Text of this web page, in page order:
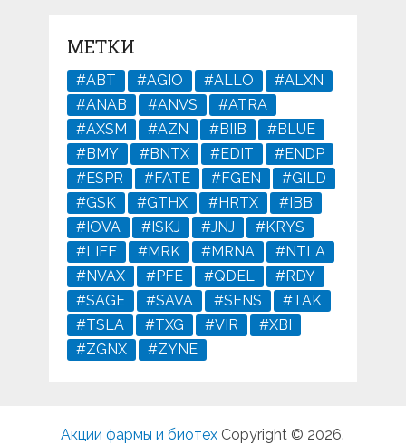
МЕТКИ
#ABT #AGIO #ALLO
#ALXN
#ANAB
#ANVS
#ATRA
#AXSM
#AZN #BIIB
#BLUE
#BMY
#BNTX #EDIT
#ENDP
#ESPR
#FATE #FGEN
#GILD
#GSK
#GTHX #HRTX
#IBB
#IOVA
#ISKJ #JNJ
#KRYS
#LIFE
#MRK #MRNA
#NTLA
#NVAX
#PFE #QDEL
#RDY
#SAGE
#SAVA #SENS
#TAK
#TSLA
#TXG #VIR
#XBI
#ZGNX
#ZYNE
Акции фармы и биотех Copyright © 2026.